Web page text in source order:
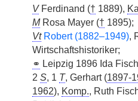
VFerdinand († 1889),
MRosa Mayer († 1895);
Vt Robert (1882–1949),
Wirtschaftshistoriker;
⚭ Leipzig 1896 Ida
2 S, 1 T, Gerhart (1897-
1962), Komp., Ruth